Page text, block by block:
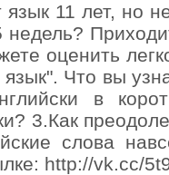
11 лет, но
недель?
оценить
язык". Что вы
в
3.Как
слова
http://vk.cc/